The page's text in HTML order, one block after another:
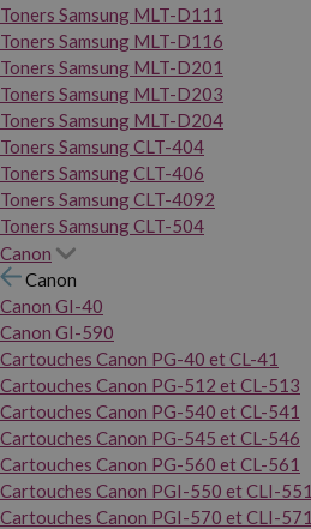
Toners Samsung MLT-D111
Toners Samsung MLT-D116
Toners Samsung MLT-D201
Toners Samsung MLT-D203
Toners Samsung MLT-D204
Toners Samsung CLT-404
Toners Samsung CLT-406
Toners Samsung CLT-4092
Toners Samsung CLT-504
Canon
Canon
Canon GI-40
Canon GI-590
Cartouches Canon PG-40 et CL-41
Cartouches Canon PG-512 et CL-513
Cartouches Canon PG-540 et CL-541
Cartouches Canon PG-545 et CL-546
Cartouches Canon PG-560 et CL-561
Cartouches Canon PGI-550 et CLI-551
Cartouches Canon PGI-570 et CLI-571